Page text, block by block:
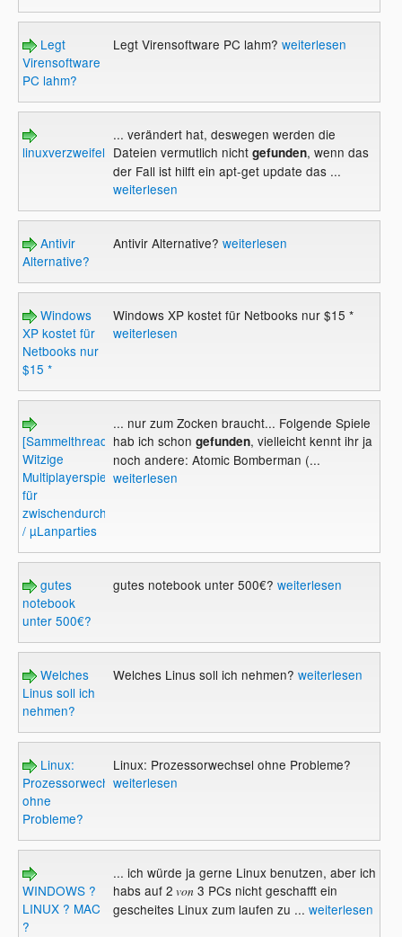
Legt
Virensoftware
PC lahm?
Legt Virensoftware PC lahm? weiterlesen
linuxverzweifelte
... verändert hat, deswegen werden die
Dateien vermutlich nichtgefunden, wenn das
der Fall ist hilft ein apt-get update das ...
weiterlesen
Antivir
Alternative?
Antivir Alternative? weiterlesen
Windows
XP kostet für
Netbooks nur
$15 *
Windows XP kostet für Netbooks nur $15 *
weiterlesen
[Sammelthread]
Witzige
Multiplayerspiele
für
zwischendurch
/ µLanparties
... nur zum Zocken braucht... Folgende Spiele
hab ich schon gefunden, vielleicht kennt ihr ja
noch andere: Atomic Bomberman (...
weiterlesen
gutes
notebook
unter 500€?
gutes notebook unter 500€? weiterlesen
Welches
Linus soll ich
nehmen?
Welches Linus soll ich nehmen? weiterlesen
Linux:
Prozessorwechsel
ohne
Probleme?
Linux: Prozessorwechsel ohne Probleme?
weiterlesen
WINDOWS ?
LINUX ? MAC
?
... ich würde ja gerne Linux benutzen, aber ich
habs auf 2 von3 PCs nicht geschafft ein
gescheites Linux zum laufen zu ... weiterlesen